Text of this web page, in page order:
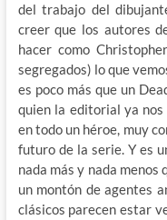
del trabajo del
creer que los autores
hacer como
segregados) lo que
es poco más que un
quien la editorial ya
en todo un héroe, muy
futuro de la serie. Y es
nada más y nada
un montón de agentes
clásicos parecen estar